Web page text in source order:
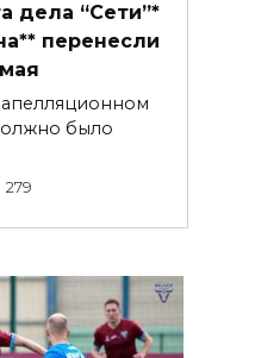
дела “Сети”*
перенесли
было
279